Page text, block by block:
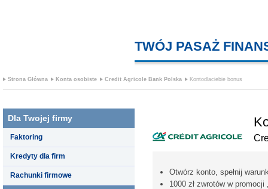
TWÓJ PASAŻ
Strona Główna Konta osobiste Credit Agricole Bank Polska Kontodlaciebie bonus
Dla Twojej firmy
Faktoring
Kredyty dla firm
Rachunki firmowe
Otwórz konto, spełnij
1000 zł zwrotów w promocji